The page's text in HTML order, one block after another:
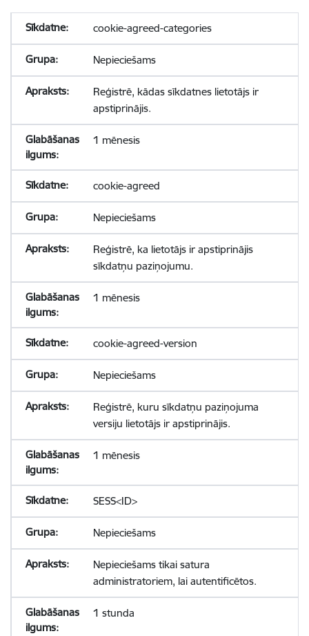
cookie-agreed-categories
Nepieciešams
Reģistrē, kādas sīkdatnes lietotājs ir
apstiprinājis.
1 mēnesis
cookie-agreed
Nepieciešams
Reģistrē, ka lietotājs ir apstiprinājis
sīkdatņu paziņojumu.
1 mēnesis
cookie-agreed-version
Nepieciešams
Reģistrē, kuru sīkdatņu paziņojuma
versiju lietotājs ir apstiprinājis.
1 mēnesis
SESS<ID>
Nepieciešams
Nepieciešams tikai satura
administratoriem, lai autentificētos.
1 stunda